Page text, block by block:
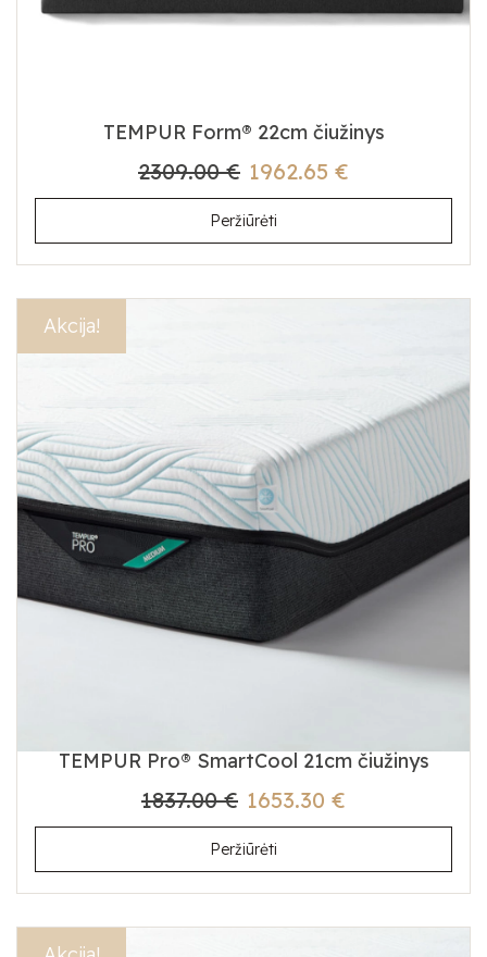
TEMPUR Form® 22cm čiužinys
1962.65 €
2309.00 €
Peržiūrėti
Akcija!
TEMPUR Pro® SmartCool 21cm čiužinys
1653.30 €
1837.00 €
Peržiūrėti